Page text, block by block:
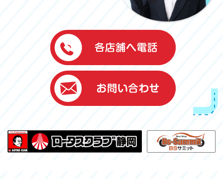
伊藤車輌（本社）
050-5851-0337
グッドワン浜松
050-5851-0338
浜北店
050-5851-0339
053-465-3535
（年中無休24h対応）